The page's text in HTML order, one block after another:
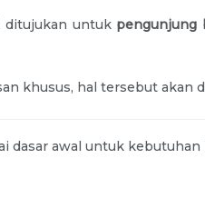
ditujukan untuk pengunjung
khusus, hal tersebut akan
dasar awal untuk